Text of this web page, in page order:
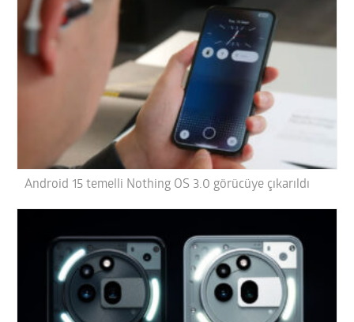
Android 15 temelli Nothing OS 3.0 görücüye çıkarıldı